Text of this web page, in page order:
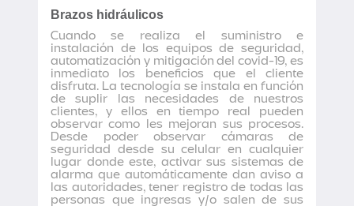
Brazos hidráulicos
Cuando se realiza el suministro e
instalación de los equipos de seguridad,
automatización y mitigación del covid-19, es
inmediato los beneficios que el cliente
disfruta. La tecnología se instala en función
de suplir las necesidades de nuestros
clientes, y ellos en tiempo real pueden
observar como les mejoran sus procesos.
Desde poder observar cámaras de
seguridad desde su celular en cualquier
lugar donde este, activar sus sistemas de
alarma que automáticamente dan aviso a
las autoridades, tener registro de todas las
personas que ingresas y/o salen de sus